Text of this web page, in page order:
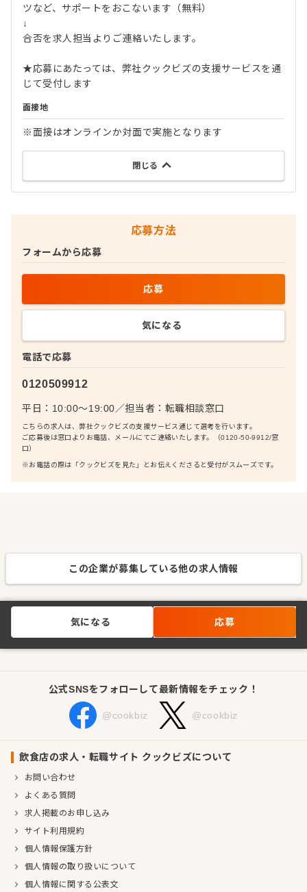
ツなど、サポートをおこないます（無料）
↓
合否を求人担当よりご連絡いたします。
★応募にあたっては、弊社クックビズの支援サービスを通
じて受付します
面接地
※面接はオンラインか対面で実施となります
閉じる
応募方法
電話で応募
0120509912
平日：10:00〜19:00／担当者： 転職相談窓口
こちらの求人は、弊社クックビズの支援サービス通じて選考を行います。
ご応募後は窓口よりお電話、メールにてご連絡いたします。（0120-50-9912/窓
口）
※お電話の際は「クックビズを見た」とお伝えくださると受付がスムーズです。
フォームから応募
応募
気になる
この企業が募集している他の求人情報
気になる 応募
公式SNSをフォローして最新情報をチェック！
@cookbiz @cookbiz
飲食店の求人・転職サイト クックビズについて
お問い合わせ
よくある質問
求人掲載のお申し込み
サイト利用規約
個人情報保護方針
個人情報の取り扱いについて
個人情報に関する公表文